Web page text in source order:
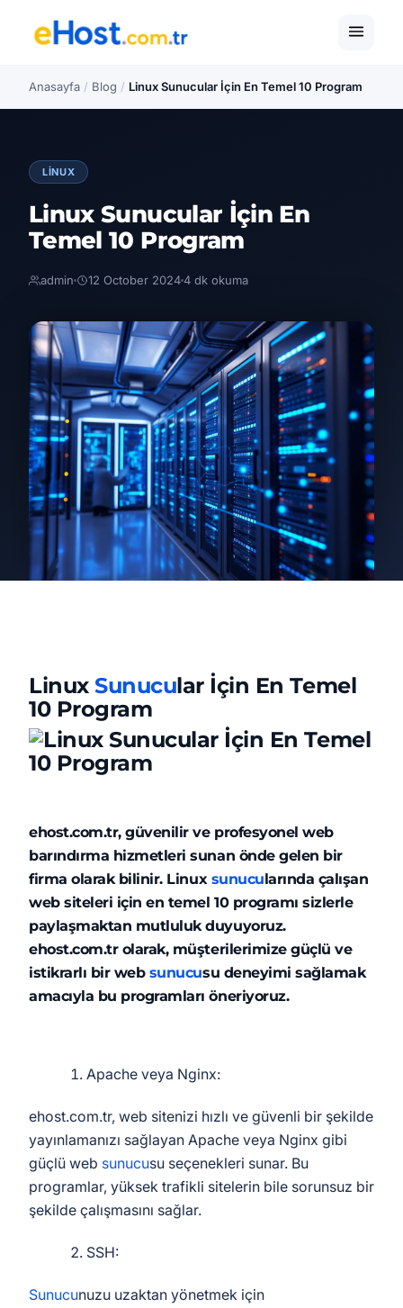
Anasayfa / Blog / Linux Sunucular İçin En Temel 10 Program
LINUX
Linux Sunucular İçin En
Temel 10 Program
admin 12 October 20244 dk okuma
LinuxSunucular İçin En Temel
10 Program
ehost.com.tr, güvenilir ve profesyonel web
barındırma hizmetleri sunan önde gelen bir
firma olarak bilinir. Linux sunucularında çalışan
web siteleri için en temel 10 programı sizlerle
paylaşmaktan mutluluk duyuyoruz.
ehost.com.tr olarak, müşterilerimize güçlü ve
istikrarlı bir web sunucusu deneyimi sağlamak
amacıyla bu programları öneriyoruz.
Apache veya Nginx:
ehost.com.tr, web sitenizi hızlı ve güvenli bir şekilde
yayınlamanızı sağlayan Apache veya Nginx gibi
güçlü web sunucusu seçenekleri sunar. Bu
programlar, yüksek trafikli sitelerin bile sorunsuz bir
şekilde çalışmasını sağlar.
SSH:
Sunucunuzu uzaktan yönetmek için